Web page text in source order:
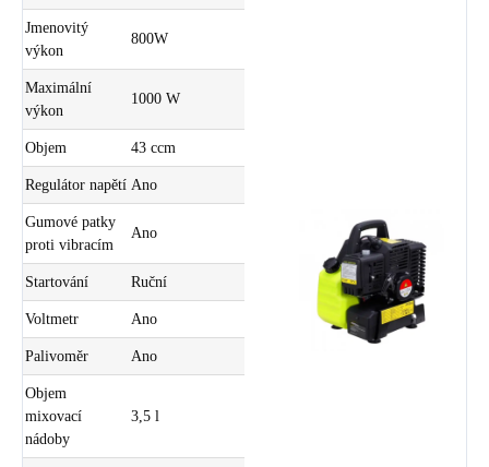
Jmenovitý
výkon
800W
Maximální
výkon
1000 W
Objem 43 ccm
Regulátor napětí Ano
Gumové patky
proti vibracím
Ano
Startování Ruční
Voltmetr Ano
Palivoměr Ano
Objem
mixovací
nádoby
3,5 l